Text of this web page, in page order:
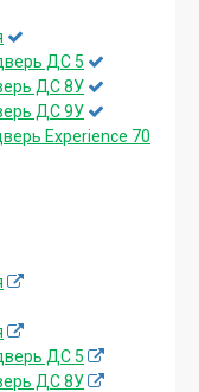
ДС 5
ДС 8У
ДС 9У
Experience 70
ДС 5
ДС 8У